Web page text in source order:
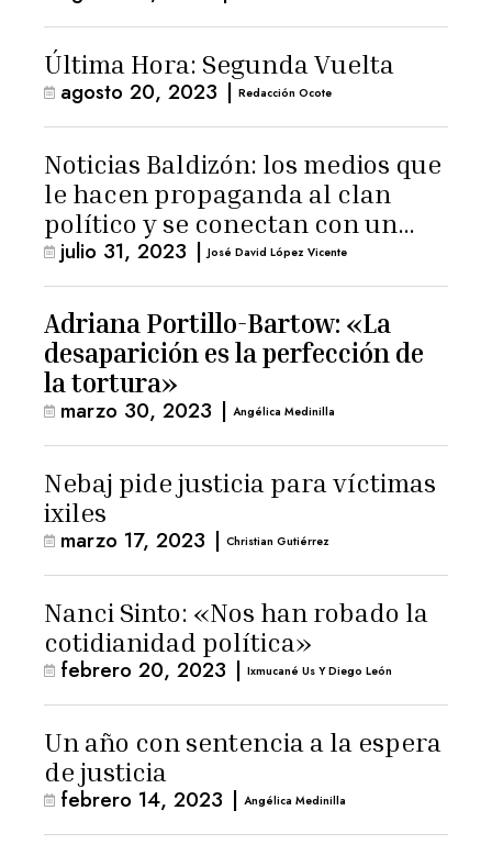
Última Hora: Segunda Vuelta
agosto 20, 2023 | Redacción Ocote
Noticias Baldizón: los medios que
le hacen propaganda al clan
político y se conectan con un
hombre de confianza de
Giammattei
julio 31, 2023 | José David López Vicente
Adriana Portillo-Bartow: «La
desaparición es la perfección de
la tortura»
marzo 30, 2023 | Angélica Medinilla
Nebaj pide justicia para víctimas
ixiles
marzo 17, 2023 | Christian Gutiérrez
Nanci Sinto: «Nos han robado la
cotidianidad política»
febrero 20, 2023 | Ixmucané Us Y Diego León
Un año con sentencia a la espera
de justicia
febrero 14, 2023 | Angélica Medinilla